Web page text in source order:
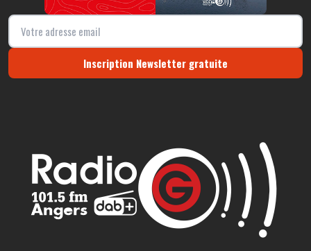
Inscription Newsletter gratuite